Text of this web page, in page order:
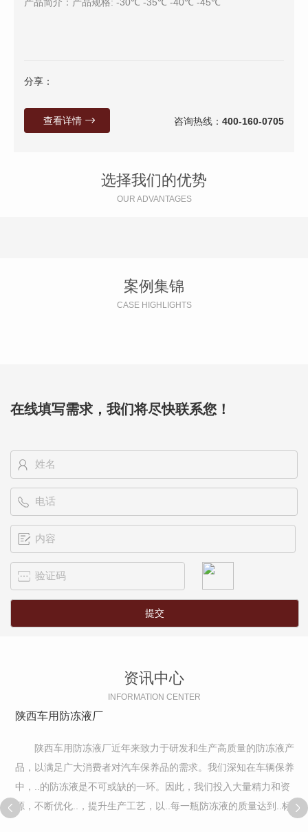
分享：
查看详情 咨询热线： 400-160-0705
选择我们的优势
OUR ADVANTAGES
案例集锦
CASE HIGHLIGHTS
在线填写需求，我们将尽快联系您！
资讯中心
INFORMATION CENTER
陕西车用防冻液厂
陕西车用防冻液厂近年来致力于研发和生产高质量的防冻液产
品，以满足广大消费者对汽车保养品的需求。我们深知在车辆保养
中，..的防冻液是不可或缺的一环。因此，我们投入大量精力和资
源，不断优化..，提升生产工艺，以..每一瓶防冻液的质量达到..标